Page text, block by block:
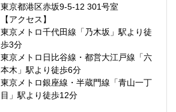
東京都港区赤坂9-5-12 301号室
【アクセス】
東京メトロ千代田線「乃木坂」駅より徒
歩3分
東京メトロ日比谷線・都営大江戸線「六
本木」駅より徒歩6分
東京メトロ銀座線・半蔵門線「青山一丁
目」駅より徒歩12分